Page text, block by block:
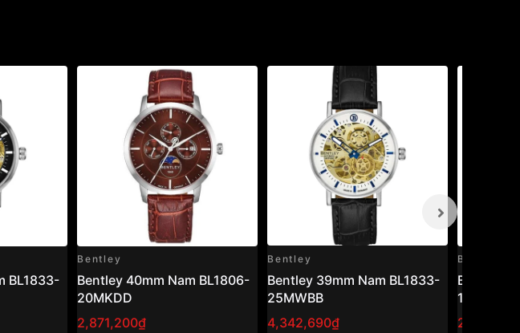
BL1833-
Bentley
Bentley 40mm Nam BL1806-
20MKDD
2,871,200₫
Bentley
Bentley 39mm Nam BL1833-
25MWBB
4,342,690₫
Bentley
Bentley
10MTBI